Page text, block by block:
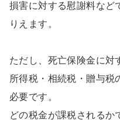
損害に対する慰謝料など
りえます。
ただし、死亡保険金に対
所得税・相続税・贈与税
必要です。
どの税金が課税されるか